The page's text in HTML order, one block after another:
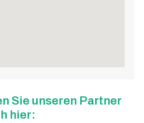
Sie unseren Partner
hier: